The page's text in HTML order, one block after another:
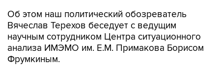
Об этом наш политический обозреватель
Вячеслав Терехов беседует с ведущим
научным сотрудником Центра ситуационного
анализа ИМЭМО им. Е.М. Примакова Борисом
Фрумкиным.